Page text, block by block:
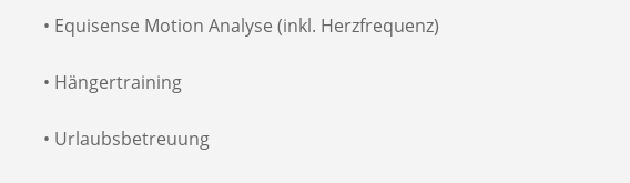
• Equisense Motion Analyse (inkl. Herzfrequenz)
• Hängertraining
• Urlaubsbetreuung